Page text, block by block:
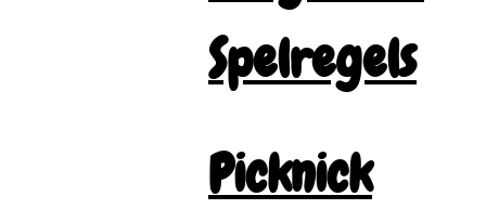
Spelregels
Picknick